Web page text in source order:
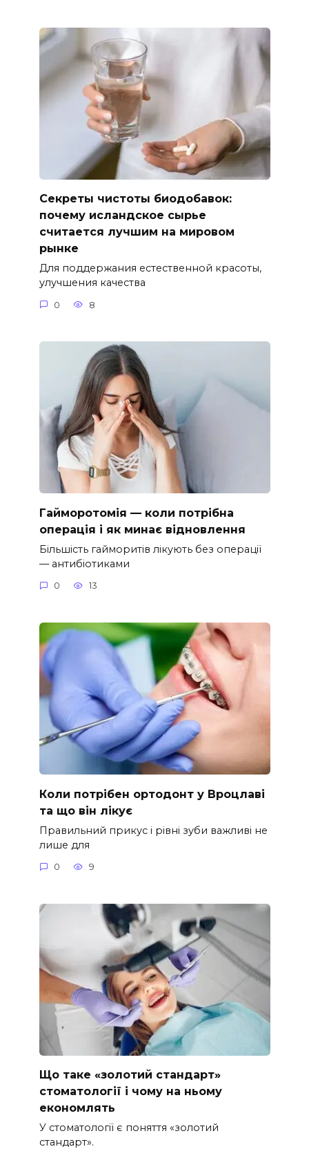
Секреты чистоты биодобавок:
почему исландское сырье
считается лучшим на мировом
рынке
Для поддержания естественной красоты,
улучшения качества
0 8
Гайморотомія — коли потрібна
операція і як минає відновлення
Більшість гайморитів лікують без операції
— антибіотиками
0 13
Коли потрібен ортодонт у Вроцлаві
та що він лікує
Правильний прикус і рівні зуби важливі не
лише для
0 9
Що таке «золотий стандарт»
стоматології і чому на ньому
економлять
У стоматології є поняття «золотий
стандарт».